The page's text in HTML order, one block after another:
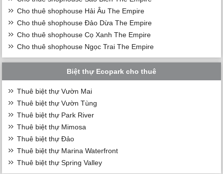
Cho thuê shophouse Hải Âu The Empire
Cho thuê shophouse Đảo Dừa The Empire
Cho thuê shophouse Cọ Xanh The Empire
Cho thuê shophouse Ngọc Trai The Empire
Biệt thự Ecopark cho thuê
Thuê biệt thự Vườn Mai
Thuê biệt thự Vườn Tùng
Thuê biệt thự Park River
Thuê biệt thự Mimosa
Thuê biệt thự Đảo
Thuê biệt thự Marina Waterfront
Thuê biệt thự Spring Valley